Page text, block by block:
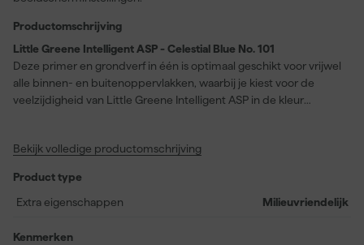
Productomschrijving
Little Greene Intelligent ASP - Celestial Blue No. 101
Deze primer en grondverf in één is optimaal geschikt voor vrijwel
alle binnen- en buitenoppervlakken, waarbij je kiest voor de
veelzijdigheid van Little Greene Intelligent ASP in de kleur
keramische tegels, gelamineerde oppervlakken, glas en PVC-U
snelle droogtijd van twee uur, ideaal voor projecten die vlot
moeten verlopen. De primer ondersteunt alle ‘Intelligent’
verbruik bedraagt circa 14 meter per liter en de tint Celestial Blue
Bekijk volledige productomschrijving
Product type
Extra eigenschappen
Milieuvriendelijk
Kenmerken